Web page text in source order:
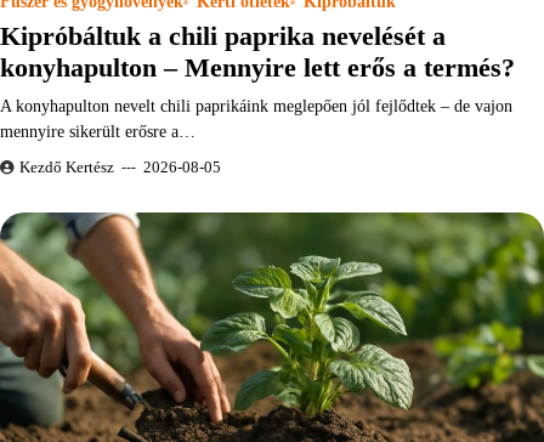
Kipróbáltuk a chili paprika nevelését a
konyhapulton – Mennyire lett erős a termés?
A konyhapulton nevelt chili paprikáink meglepően jól fejlődtek – de vajon
mennyire sikerült erősre a…
Kezdő Kertész 2026-08-05